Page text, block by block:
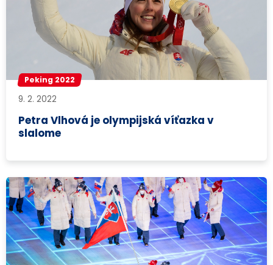
Peking 2022
9. 2. 2022
Petra Vlhová je olympijská víťazka v
slalome